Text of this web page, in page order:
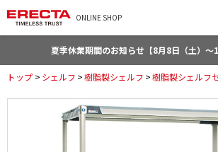
ONLINE SHOP
夏季休業期間のお知らせ【8月8日（土）～
トップ > シェルフ >樹脂製シェルフ >樹脂製シェルフ